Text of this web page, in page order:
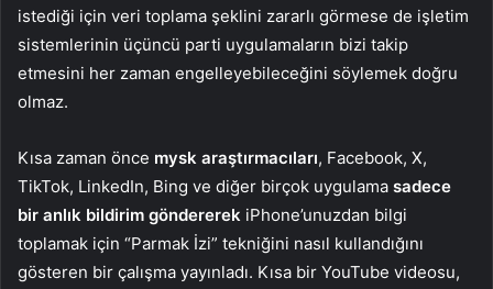
istediği için veri toplama şeklini zararlı görmese de işletim
sistemlerinin üçüncü parti uygulamaların bizi takip
etmesini her zaman engelleyebileceğini söylemek doğru
olmaz.
Kısa zaman önce mysk araştırmacıları, Facebook, X,
TikTok, LinkedIn, Bing ve diğer birçok uygulama sadece
bir anlık bildirim göndererek iPhone’unuzdan bilgi
toplamak için “Parmak İzi” tekniğini nasıl kullandığını
gösteren bir çalışma yayınladı. Kısa bir YouTube videosu,